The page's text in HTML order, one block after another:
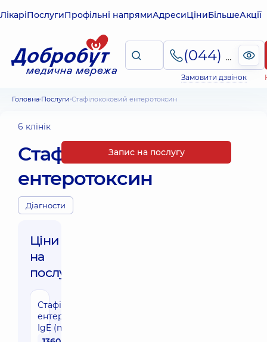
ЛікаріПослугиПрофільні напрямиАдресиЦіниБільшеАкції
(044) 495-2-888
Замовити дзвінок
Головна Послуги Стафілококовий ентеротоксин
6 клінік
Стафілококовий
ентеротоксин
Діагности
Ціни
на
послуги:
Стафілококовий
ентеротоксин А,
IgE (m80)
Запис на послугу